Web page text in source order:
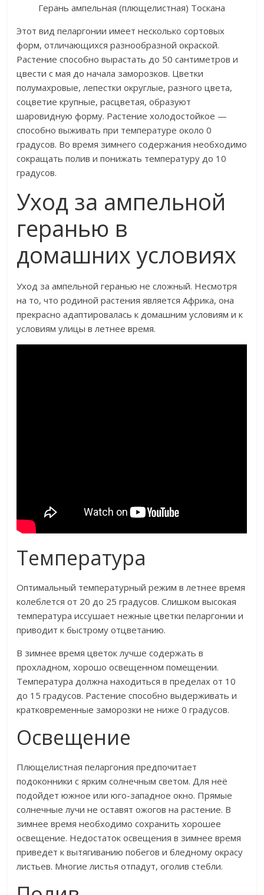
Герань ампельная (плющелистная) Тоскана
Этот вид пеларгонии имеет несколько сортовых
форм, отличающихся разнообразной окраской.
Растение способно вырастать до 50 сантиметров и
цвести с мая до начала заморозков. Цветки
полумахровые, лепестки округлые, разного цвета,
соцветие крупные, расцветая, образуют
шаровидную форму. Растение холодостойкое —
способно выживать при температуре около 0
градусов. Во время зимнего содержания необходимо
сокращать полив и понижать температуру до 10
градусов.
Уход за ампельной
геранью в
домашних условиях
Уход за ампельной геранью не сложный. Несмотря
на то, что родиной растения является Африка, она
прекрасно адаптировалась к домашним условиям и к
условиям улицы в летнее время.
Температура
Оптимальный температурный режим в летнее время
колеблется от 20 до 25 градусов. Слишком высокая
температура иссушает нежные цветки пеларгонии и
приводит к быстрому отцветанию.
В зимнее время цветок лучше содержать в
прохладном, хорошо освещенном помещении.
Температура должна находиться в пределах от 10
до 15 градусов. Растение способно выдерживать и
кратковременные заморозки не ниже 0 градусов.
Освещение
Плющелистная пеларгония предпочитает
подоконники с ярким солнечным светом. Для неё
подойдет южное или юго-западное окно. Прямые
солнечные лучи не оставят ожогов на растение. В
зимнее время необходимо сохранить хорошее
освещение. Недостаток освещения в зимнее время
приведет к вытягиванию побегов и бледному окрасу
листьев. Многие листья отпадут, оголив стебли.